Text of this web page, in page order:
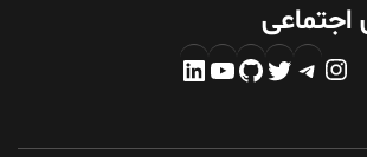
اینستاگرم
تلگرام
توییتر
گیت‌هاب
یوتیوب
لینکداین